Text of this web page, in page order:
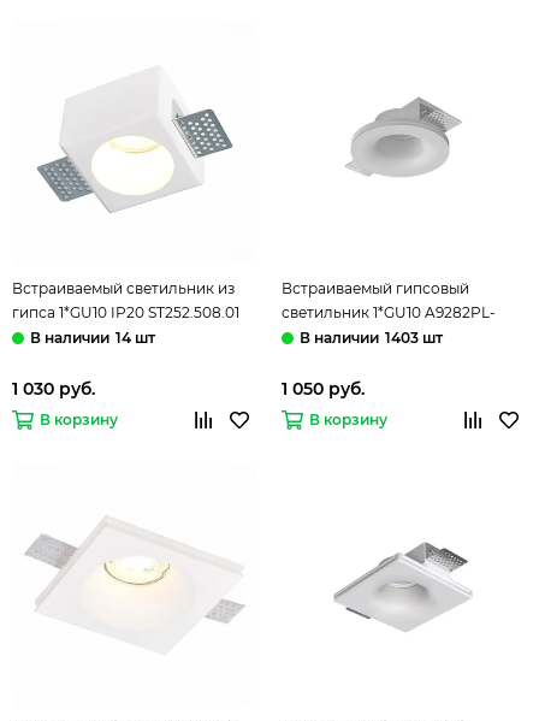
Встраиваемый светильник из
гипса 1*GU10 IP20 ST252.508.01
белый Gypsum ST-Luce
14 шт
1 030 руб.
В корзину
Встраиваемый гипсовый
светильник 1*GU10 A9282PL-
1WH белый Invisible Arte lamp
1403 шт
1 050 руб.
В корзину